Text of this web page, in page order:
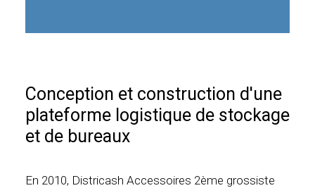
Conception et construction d'une
plateforme logistique de stockage
et de bureaux
En 2010, Districash Accessoires 2ème grossiste